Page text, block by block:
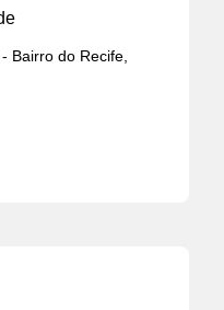
Bairro do Recife,